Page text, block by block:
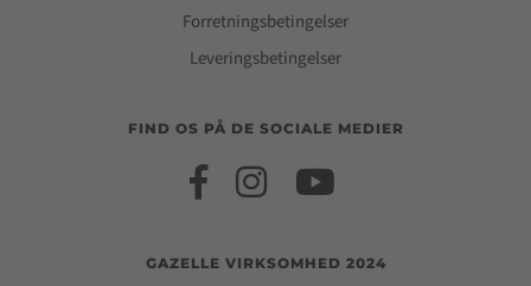
Forretningsbetingelser
Leveringsbetingelser
FIND OS PÅ DE SOCIALE MEDIER
GAZELLE VIRKSOMHED 2024